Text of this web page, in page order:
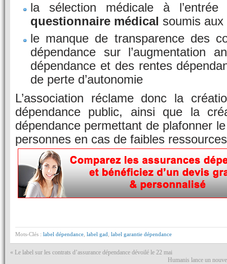
la sélection médicale à
questionnaire médical soumis
le manque de transparence des
dépendance sur l’augmentation
dépendance et des rentes
de perte d’autonomie
L’association réclame donc la
dépendance public, ainsi que la
dépendance permettant de plafonner
personnes en cas de faibles
Mots-Clés : label dépendance label gad label garantie dépendance
« Le label sur les contrats d’assurance dépendance dévoilé le 22 mai
Humanis lance un